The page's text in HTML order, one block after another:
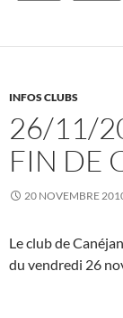
INFOS CLUBS
26/11/
FIN DE
20 NOVEMBRE
Le club de
du vendredi 26